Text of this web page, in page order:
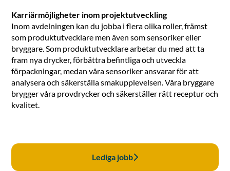
Karriärmöjligheter inom projektutveckling
Inom avdelningen kan du jobba i flera olika roller, främst
som produktutvecklare men även som sensoriker eller
bryggare. Som produktutvecklare arbetar du med att ta
fram nya drycker, förbättra befintliga och utveckla
förpackningar, medan våra sensoriker ansvarar för att
analysera och säkerställa smakupplevelsen. Våra bryggare
brygger våra provdrycker och säkerställer rätt receptur och
kvalitet.
Lediga jobb